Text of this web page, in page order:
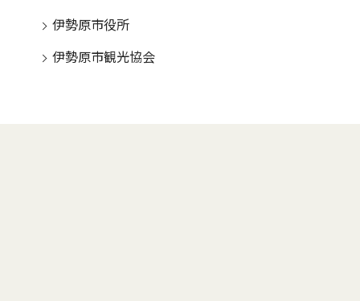
伊勢原市役所
伊勢原市観光協会